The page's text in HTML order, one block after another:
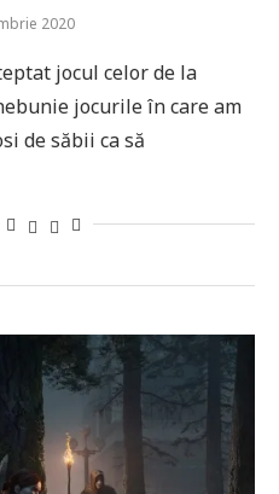
2020
jocul celor de la
jocurile în care am
de săbii ca să